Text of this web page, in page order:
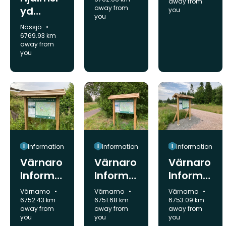
yd
linden
tree
Municipality:
Nässjö
6769.93 km
away from
you
away from
you
you
Information
Värnaro
Informa
tion
board,
Hornary
Municipality:
Värnamo
6752.43 km
away from
you
Information
Värnaro
Informa
tion
board,
North
Municipality:
Värnamo
6751.68 km
away from
you
Information
Värnaro
Informa
tion
board,
Mosslep
Municipality:
Värnamo
6753.09 km
away from
you